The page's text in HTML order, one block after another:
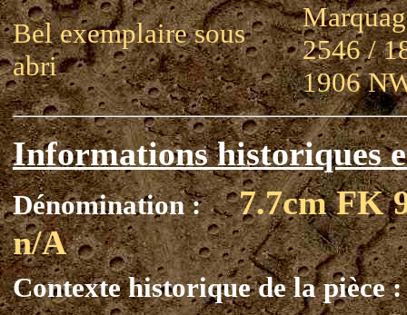
Bel exemplaire sous
abri
2546 /
1906
Informations historiques
Dénomination :
7.7cm FK
n/A
Contexte historique de la pièce :